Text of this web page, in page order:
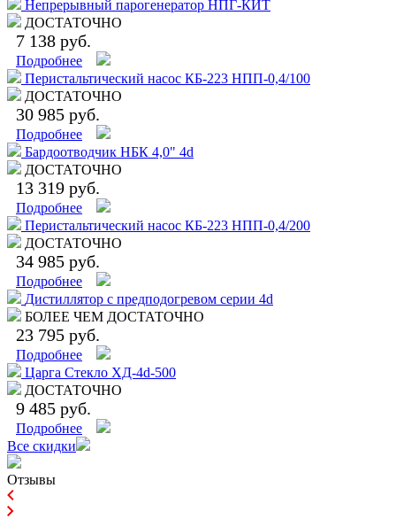
Непрерывный парогенератор НПГ-КИТ
ДОСТАТОЧНО
7 138 руб.
Подробнее
Перистальтический насос КБ-223 НПП-0,4/100
ДОСТАТОЧНО
30 985 руб.
Подробнее
Бардоотводчик НБК 4,0" 4d
ДОСТАТОЧНО
13 319 руб.
Подробнее
Перистальтический насос КБ-223 НПП-0,4/200
ДОСТАТОЧНО
34 985 руб.
Подробнее
Дистиллятор с предподогревом серии 4d
БОЛЕЕ ЧЕМ ДОСТАТОЧНО
23 795 руб.
Подробнее
Царга Стекло ХД-4d-500
ДОСТАТОЧНО
9 485 руб.
Подробнее
Все скидки
Отзывы